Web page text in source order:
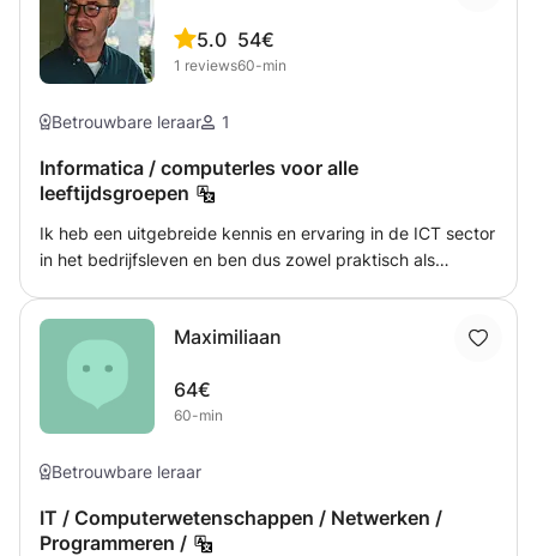
5.0
1 reviews
54€
60-min
Betrouwbare leraar 1
Informatica / computerles voor alle
leeftijdsgroepen
Ik heb een uitgebreide kennis en ervaring in de ICT sector
in het bedrijfsleven en ben dus zowel praktisch als
MBO. Dit kan On-line (dus op afstand) of face-en-face
Maximiliaan
64€
60-min
Betrouwbare leraar
IT / Computerwetenschappen / Netwerken /
Programmeren /